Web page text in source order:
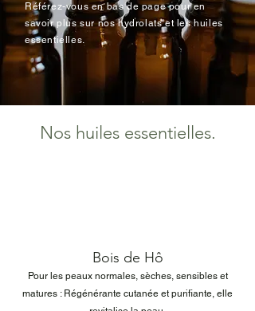
Référez-vous en bas de page pour en
savoir plus sur nos hydrolats et les huiles
essentielles.
Nos huiles essentielles.
Bois de Hô
Pour les peaux normales, sèches, sensibles et
matures : Régénérante cutanée et purifiante, elle